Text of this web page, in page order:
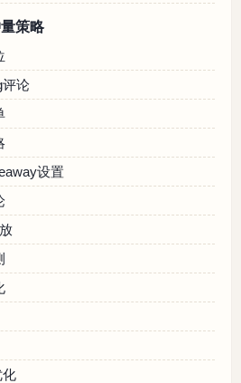
策略
评论
设置
化